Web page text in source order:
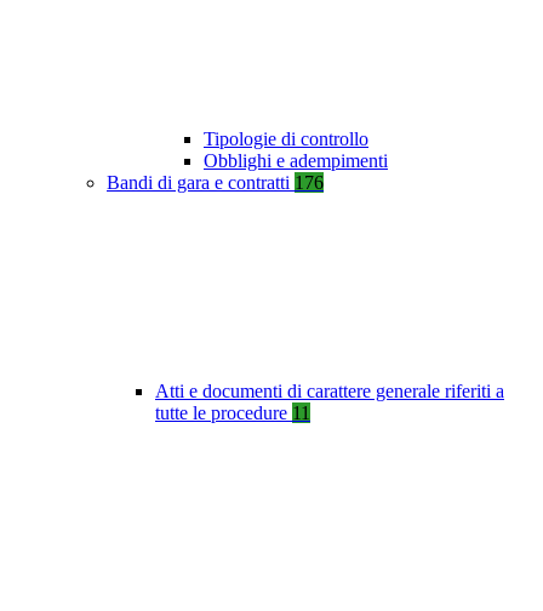
Tipologie di controllo
Obblighi e adempimenti
Bandi di gara e contratti 176
Atti e documenti di carattere generale riferiti a
tutte le procedure 11